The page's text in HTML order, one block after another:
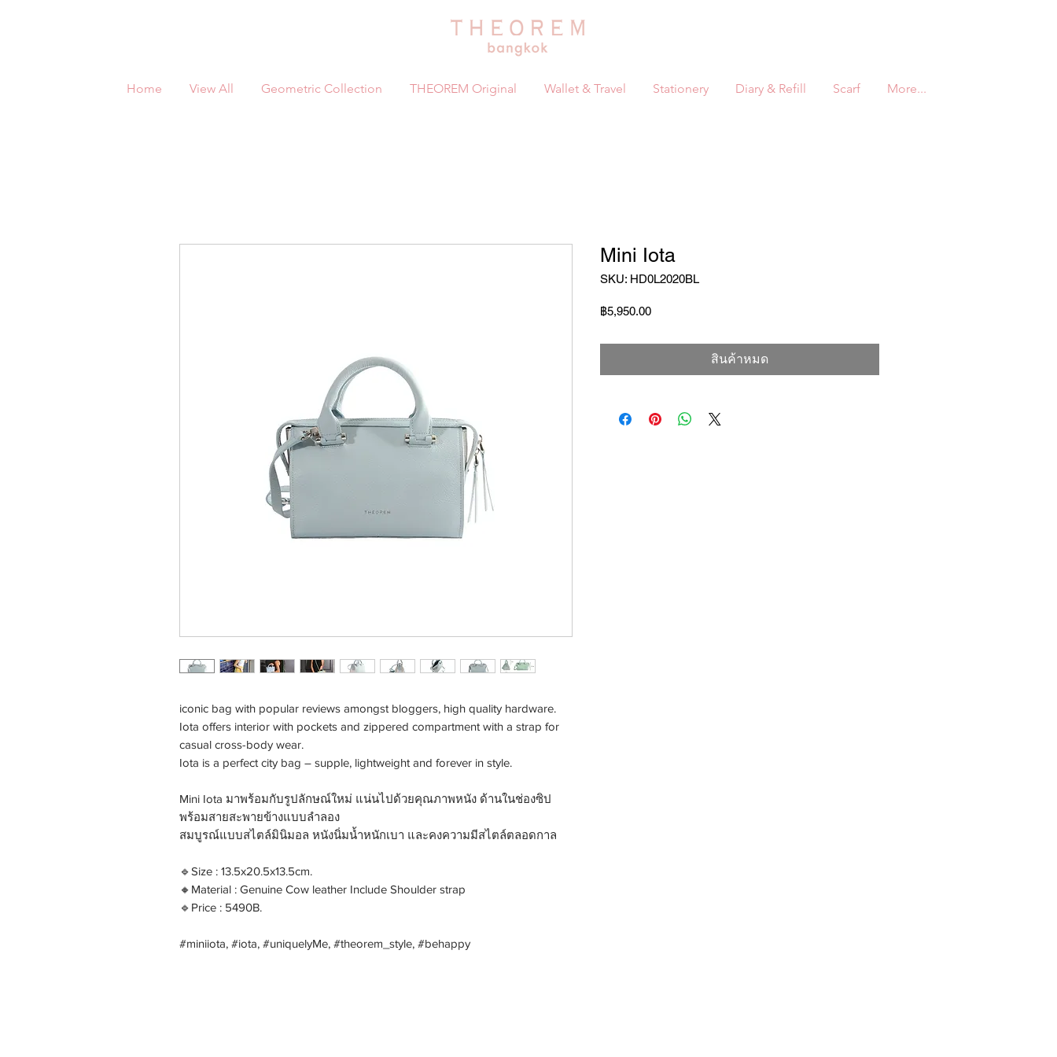
Home View All Geometric Collection THEOREM Original Wallet & Travel Stationery Diary & Refill Scarf More...
iconic bag with popular reviews amongst bloggers, high quality hardware.
Iota offers interior with pockets and zippered compartment with a strap for
casual cross-body wear.
Iota is a perfect city bag – supple, lightweight and forever in style.
Mini Iota มาพร้อมกับรูปลักษณ์ใหม่ แน่นไปด้วยคุณภาพหนัง ด้านในช่องซิป
พร้อมสายสะพายข้างแบบลำลอง
สมบูรณ์แบบสไตล์มินิมอล หนังนิ่มน้ำหนักเบา และคงความมีสไตล์ตลอดกาล
🔹Size : 13.5x20.5x13.5cm.
🔸Material : Genuine Cow leather Include Shoulder strap
🔹Price : 5490B.
#miniiota, #iota, #uniquelyMe, #theorem_style, #behappy
Mini Iota
SKU: HD0L2020BL
฿5,950.00ราคา
สินค้าหมด